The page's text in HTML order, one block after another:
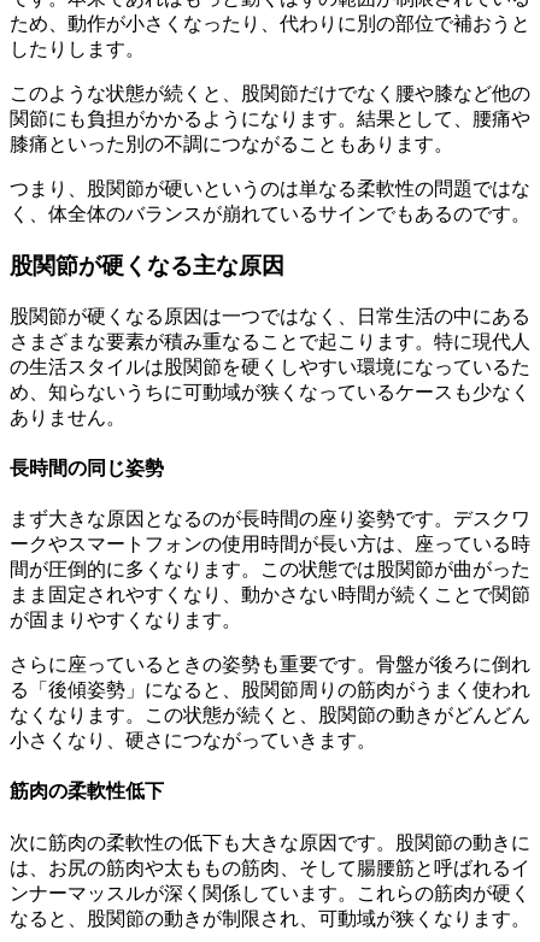
ため、動作が小さくなったり、代わりに別の部位で補おうと
したりします。
このような状態が続くと、股関節だけでなく腰や膝など他の
関節にも負担がかかるようになります。結果として、腰痛や
膝痛といった別の不調につながることもあります。
つまり、股関節が硬いというのは単なる柔軟性の問題ではな
く、体全体のバランスが崩れているサインでもあるのです。
股関節が硬くなる主な原因
股関節が硬くなる原因は一つではなく、日常生活の中にある
さまざまな要素が積み重なることで起こります。特に現代人
の生活スタイルは股関節を硬くしやすい環境になっているた
め、知らないうちに可動域が狭くなっているケースも少なく
ありません。
長時間の同じ姿勢
まず大きな原因となるのが長時間の座り姿勢です。デスクワ
ークやスマートフォンの使用時間が長い方は、座っている時
間が圧倒的に多くなります。この状態では股関節が曲がった
まま固定されやすくなり、動かさない時間が続くことで関節
が固まりやすくなります。
さらに座っているときの姿勢も重要です。骨盤が後ろに倒れ
る「後傾姿勢」になると、股関節周りの筋肉がうまく使われ
なくなります。この状態が続くと、股関節の動きがどんどん
小さくなり、硬さにつながっていきます。
筋肉の柔軟性低下
次に筋肉の柔軟性の低下も大きな原因です。股関節の動きに
は、お尻の筋肉や太ももの筋肉、そして腸腰筋と呼ばれるイ
ンナーマッスルが深く関係しています。これらの筋肉が硬く
なると、股関節の動きが制限され、可動域が狭くなります。